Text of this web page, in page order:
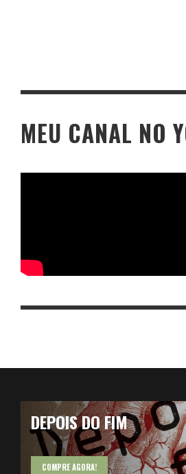
MEU CANAL NO
DEPOIS DO FIM
COMPRE AGORA!